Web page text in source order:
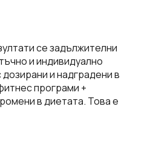
се задължителни
и индивидуално
и надградени в
програми +
в диетата. Това е